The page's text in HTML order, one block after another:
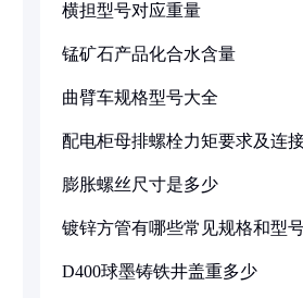
横担型号对应重量
锰矿石产品化合水含量
曲臂车规格型号大全
配电柜母排螺栓力矩要求及连
膨胀螺丝尺寸是多少
镀锌方管有哪些常见规格和型
D400球墨铸铁井盖重多少